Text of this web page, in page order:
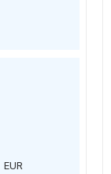
EUR